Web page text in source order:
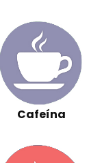
Cafeína